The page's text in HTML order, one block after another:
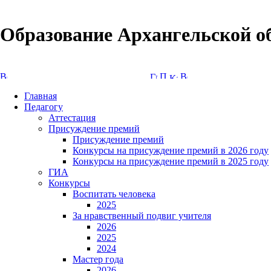
Образование Архангельской
Главная
Педагогу
Аттестация
Присуждение премий
Присуждение премий
Конкурсы на присуждение премий в 2026 году
Конкурсы на присуждение премий в 2025 году
ГИА
Конкурсы
Воспитать человека
2025
За нравственный подвиг учителя
2026
2025
2024
Мастер года